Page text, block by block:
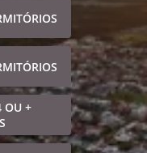
OU +